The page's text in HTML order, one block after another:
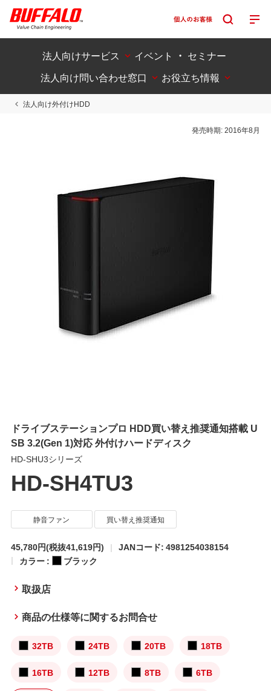
法人向けサービス
イベント ・ セミナー
法人向け問い合わせ窓口
お役立ち情報
法人向け外付けHDD
発売時期:2016年8月
ドライブステーションプロ HDD買い替え推奨通知搭載 U
SB 3.2(Gen 1)対応 外付けハードディスク
HD-SHU3シリーズ
HD-SH4TU3
静音ファン 買い替え推奨通知
45,780円(税抜41,619円)
JANコード: 4981254038154
カラー :
ブラック
取扱店
商品の仕様等に関するお問合せ
32TB 24TB 20TB 18TB
16TB 12TB 8TB 6TB